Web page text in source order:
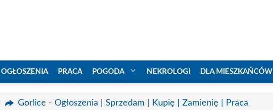
OGŁOSZENIA PRACA POGODA NEKROLOGI DLA MIESZKAŃCÓW
Gorlice - Ogłoszenia | Sprzedam | Kupię | Zamienię | Praca